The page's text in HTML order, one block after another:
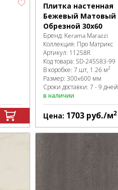
Плитка настенная
Бежевый Матовый
Обрезной 30х60
Бренд: Kerama Marazzi
Коллекция: Про Матрикс
Артикул: 11258R
Код товара: SD-245583-99
В коробке: 7 шт, 1.26 м2
Размер: 300x600 мм
Сроки доставки: 7 - 9 дней
в наличии
Цена: 1703 руб./м2